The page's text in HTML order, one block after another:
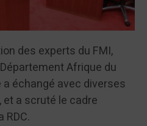
des experts du FMI,
Afrique du
échangé avec diverses
a scruté le cadre